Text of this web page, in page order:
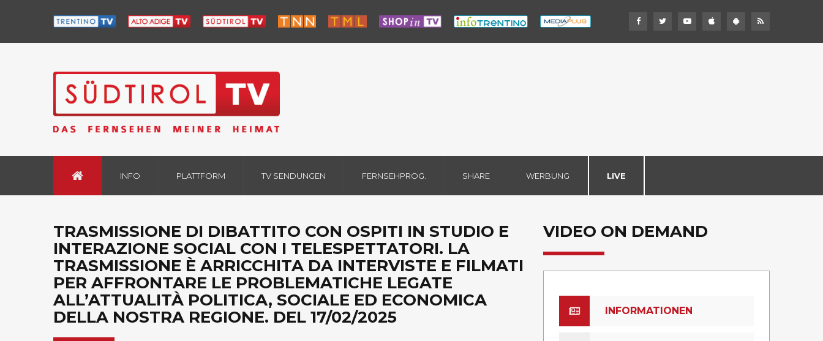
INFO PLATTFORM TV SENDUNGEN FERNSEHPROG. SHARE WERBUNG LIVE
TRASMISSIONE DI DIBATTITO CON OSPITI IN STUDIO E
INTERAZIONE SOCIAL CON I TELESPETTATORI. LA
TRASMISSIONE È ARRICCHITA DA INTERVISTE E FILMATI
PER AFFRONTARE LE PROBLEMATICHE LEGATE
ALL’ATTUALITÀ POLITICA, SOCIALE ED ECONOMICA
DELLA NOSTRA REGIONE. DEL 17/02/2025
VIDEO ON DEMAND
INFORMATIONEN